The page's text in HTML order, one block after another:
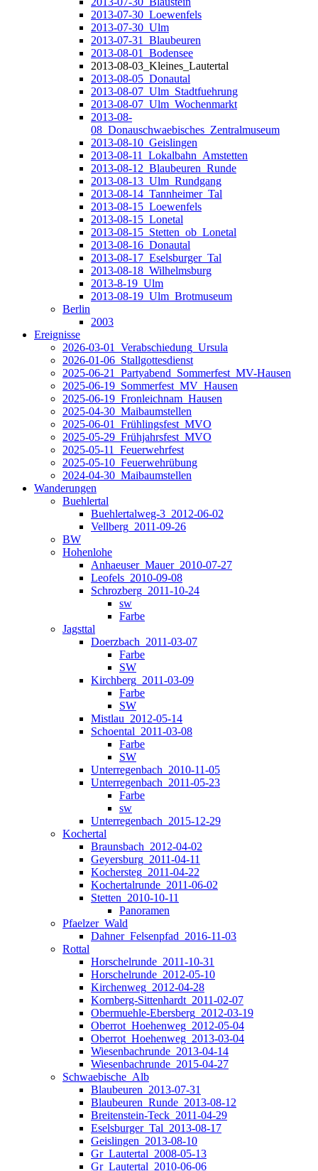
2013-07-30_Loewenfels
2013-07-30_Ulm
2013-07-31_Blaubeuren
2013-08-01_Bodensee
2013-08-03_Kleines_Lautertal
2013-08-05_Donautal
2013-08-07_Ulm_Stadtfuehrung
2013-08-07_Ulm_Wochenmarkt
2013-08-
08_Donauschwaebisches_Zentralmuseum
2013-08-10_Geislingen
2013-08-11_Lokalbahn_Amstetten
2013-08-12_Blaubeuren_Runde
2013-08-13_Ulm_Rundgang
2013-08-14_Tannheimer_Tal
2013-08-15_Loewenfels
2013-08-15_Lonetal
2013-08-15_Stetten_ob_Lonetal
2013-08-16_Donautal
2013-08-17_Eselsburger_Tal
2013-08-18_Wilhelmsburg
2013-8-19_Ulm
2013-08-19_Ulm_Brotmuseum
Berlin
2003
Ereignisse
2026-03-01_Verabschiedung_Ursula
2026-01-06_Stallgottesdienst
2025-06-21_Partyabend_Sommerfest_MV-Hausen
2025-06-19_Sommerfest_MV_Hausen
2025-06-19_Fronleichnam_Hausen
2025-04-30_Maibaumstellen
2025-06-01_Frühlingsfest_MVO
2025-05-29_Frühjahrsfest_MVO
2025-05-11_Feuerwehrfest
2025-05-10_Feuerwehrübung
2024-04-30_Maibaumstellen
Wanderungen
Buehlertal
Buehlertalweg-3_2012-06-02
Vellberg_2011-09-26
BW
Hohenlohe
Anhaeuser_Mauer_2010-07-27
Leofels_2010-09-08
Schrozberg_2011-10-24
sw
Farbe
Jagsttal
Doerzbach_2011-03-07
Farbe
SW
Kirchberg_2011-03-09
Farbe
SW
Mistlau_2012-05-14
Schoental_2011-03-08
Farbe
SW
Unterregenbach_2010-11-05
Unterregenbach_2011-05-23
Farbe
sw
Unterregenbach_2015-12-29
Kochertal
Braunsbach_2012-04-02
Geyersburg_2011-04-11
Kochersteg_2011-04-22
Kochertalrunde_2011-06-02
Stetten_2010-10-11
Panoramen
Pfaelzer_Wald
Dahner_Felsenpfad_2016-11-03
Rottal
Horschelrunde_2011-10-31
Horschelrunde_2012-05-10
Kirchenweg_2012-04-28
Kornberg-Sittenhardt_2011-02-07
Obermuehle-Ebersberg_2012-03-19
Oberrot_Hoehenweg_2012-05-04
Oberrot_Hoehenweg_2013-03-04
Wiesenbachrunde_2013-04-14
Wiesenbachrunde_2015-04-27
Schwaebische_Alb
Blaubeuren_2013-07-31
Blaubeuren_Runde_2013-08-12
Breitenstein-Teck_2011-04-29
Eselsburger_Tal_2013-08-17
Geislingen_2013-08-10
Gr_Lautertal_2008-05-13
Gr_Lautertal_2010-06-06